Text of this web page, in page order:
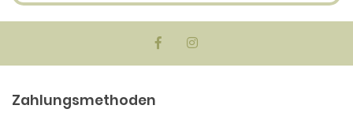
Zahlungsmethoden